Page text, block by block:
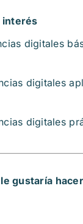
interés
digitales
digitales
digitales
gustaría